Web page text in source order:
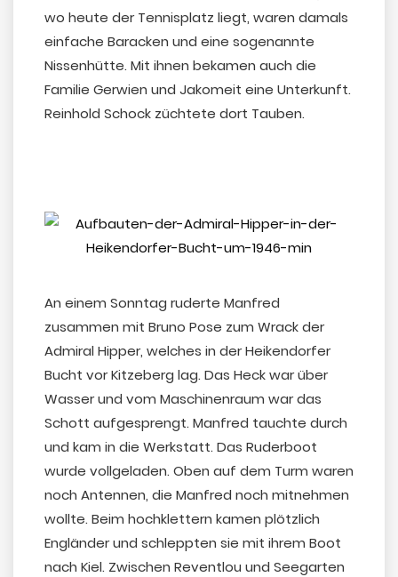
wo heute der Tennisplatz liegt, waren damals
einfache Baracken und eine sogenannte
Nissenhütte. Mit ihnen bekamen auch die
Familie Gerwien und Jakomeit eine Unterkunft.
Reinhold Schock züchtete dort Tauben.
An einem Sonntag ruderte Manfred
zusammen mit Bruno Pose zum Wrack der
Admiral Hipper, welches in der Heikendorfer
Bucht vor Kitzeberg lag. Das Heck war über
Wasser und vom Maschinenraum war das
Schott aufgesprengt. Manfred tauchte durch
und kam in die Werkstatt. Das Ruderboot
wurde vollgeladen. Oben auf dem Turm waren
noch Antennen, die Manfred noch mitnehmen
wollte. Beim hochklettern kamen plötzlich
Engländer und schleppten sie mit ihrem Boot
nach Kiel. Zwischen Reventlou und Seegarten